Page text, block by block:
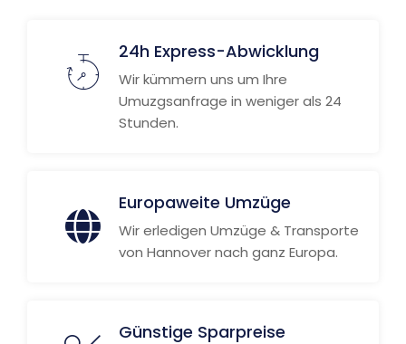
24h Express-Abwicklung
Wir kümmern uns um Ihre
Umuzgsanfrage in weniger als 24
Stunden.
Europaweite Umzüge
Wir erledigen Umzüge & Transporte
von Hannover nach ganz Europa.
Günstige Sparpreise